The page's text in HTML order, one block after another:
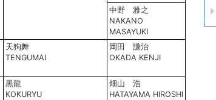
中野 雅之
NAKANO
MASAYUKI
天狗舞
TENGUMAI
岡田 謙治
OKADA KENJI
黒龍
KOKURYU
畑山 浩
HATAYAMA HIROSHI